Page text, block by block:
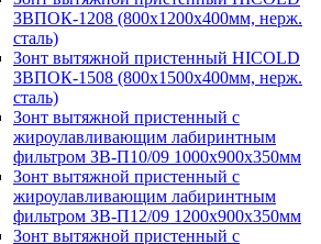
ЗВПОК-1208 (800х1200х400мм, нерж.
сталь)
Зонт вытяжной пристенный HICOLD
ЗВПОК-1508 (800х1500х400мм, нерж.
сталь)
Зонт вытяжной пристенный с
жироулавливающим лабиринтным
фильтром ЗВ-П10/09 1000х900х350мм
Зонт вытяжной пристенный с
жироулавливающим лабиринтным
фильтром ЗВ-П12/09 1200х900х350мм
Зонт вытяжной пристенный с